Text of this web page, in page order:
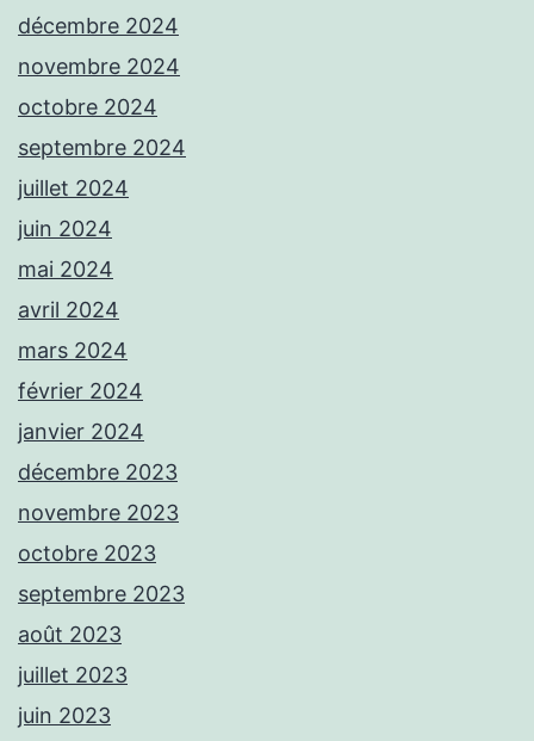
décembre 2024
novembre 2024
octobre 2024
septembre 2024
juillet 2024
juin 2024
mai 2024
avril 2024
mars 2024
février 2024
janvier 2024
décembre 2023
novembre 2023
octobre 2023
septembre 2023
août 2023
juillet 2023
juin 2023